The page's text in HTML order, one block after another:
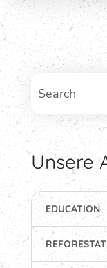
Unsere
EDUCATION